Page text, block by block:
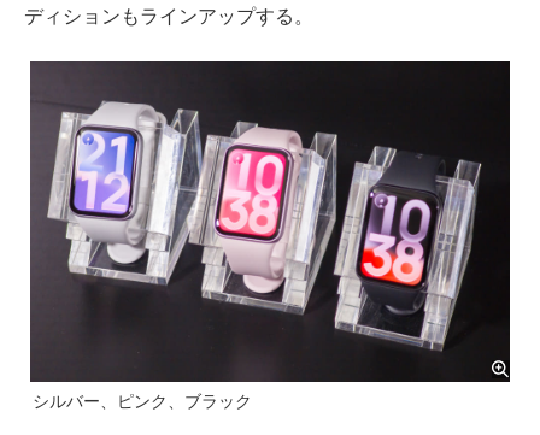
ディションもラインアップする。
シルバー、ピンク、ブラック